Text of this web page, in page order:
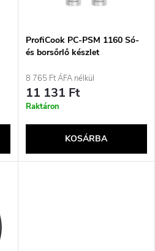
ProfiCook PC-PSM 1160 Só-
és borsőrlő készlet
8 765 Ft ÁFA nélkül
11 131 Ft
Raktáron
KOSÁRBA